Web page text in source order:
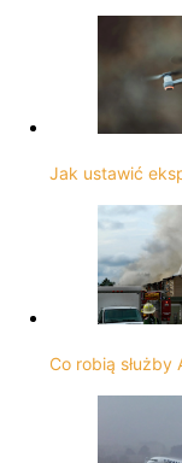
Jak ustawić
Co robią